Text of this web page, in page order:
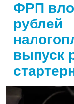
ФРП
рублей
выпуск